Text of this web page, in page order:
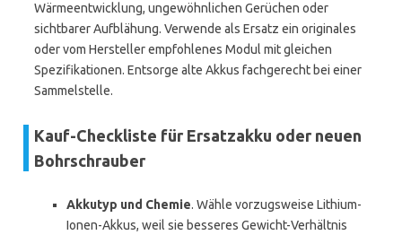
Wärmeentwicklung, ungewöhnlichen Gerüchen oder
sichtbarer Aufblähung. Verwende als Ersatz ein originales
oder vom Hersteller empfohlenes Modul mit gleichen
Spezifikationen. Entsorge alte Akkus fachgerecht bei einer
Sammelstelle.
Kauf-Checkliste für Ersatzakku oder neuen
Bohrschrauber
Akkutyp und Chemie. Wähle vorzugsweise Lithium-
Ionen-Akkus, weil sie besseres Gewicht-Verhältnis